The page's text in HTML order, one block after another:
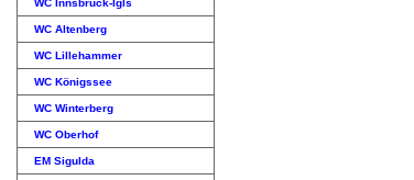
WC Innsbruck-Igls
WC Altenberg
WC Lillehammer
WC Königssee
WC Winterberg
WC Oberhof
EM Sigulda